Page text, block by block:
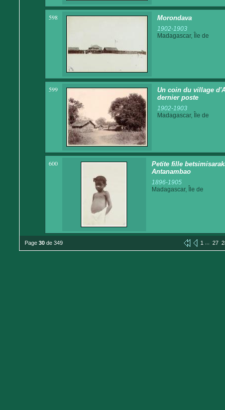
598 Morondava
1902-1903
Madagascar, Île de
599
Un coin du village
dernier poste
1902-1903
Madagascar, Île de
600
Petite fille
Antanambao
1896-1905
Madagascar, Île de
Page 30 de 349 1 ... 27